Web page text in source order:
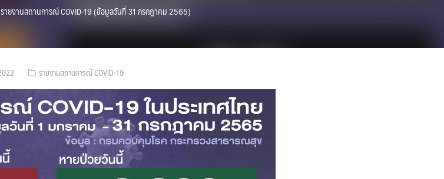
รายงานสถานการณ์ COVID-19 (ข้อมูลวันที่ 31 กรกฎาคม 2565)
รายงานสถานการณ์ COVID-19